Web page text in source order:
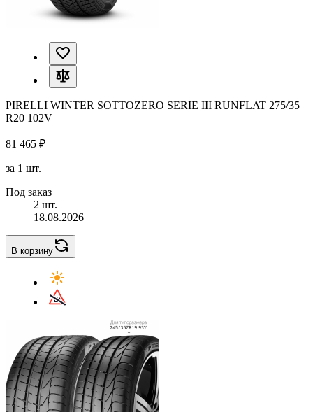
PIRELLI WINTER SOTTOZERO SERIE III RUNFLAT 275/35
R20 102V
81 465 ₽
за 1 шт.
Под заказ
2 шт.
18.08.2026
В корзину